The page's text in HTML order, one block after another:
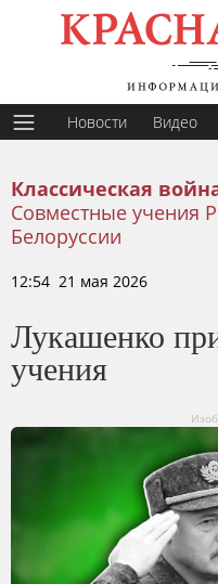
Новости Видео
Классическая
Совместные учения
Белоруссии
12:54 21 мая 2026
Лукашенко
учения